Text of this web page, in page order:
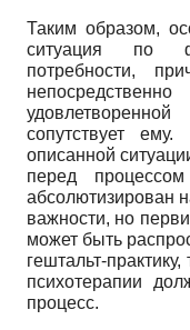
Таким образом,
ситуация по
потребности,
сопутствует
описанной
перед процессом
абсолютизирован
важности, но
может быть
гештальт-
психотерапии
процесс.